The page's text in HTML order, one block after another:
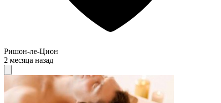
Ришон-ле-Цион
2 месяца назад